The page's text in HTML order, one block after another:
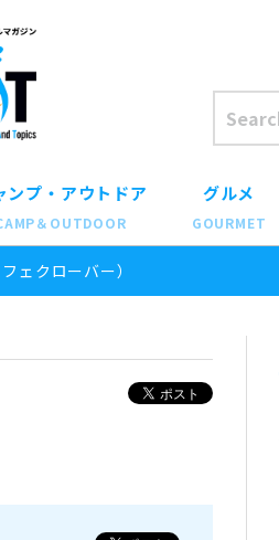
ンプ・アウトドア
＆OUTDOOR
グルメ
GOURMET
クローバー）